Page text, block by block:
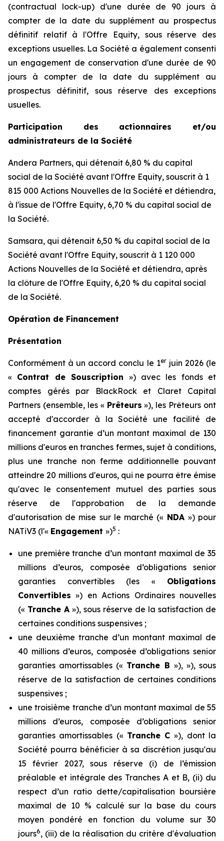
(contractual lock-up) d'une durée de 90 jours à
compter de la date du supplément au prospectus
définitif relatif à l'Offre Equity, sous réserve des
exceptions usuelles. La Société a également consenti
un engagement de conservation d'une durée de 90
jours à compter de la date du supplément au
prospectus définitif, sous réserve des exceptions
usuelles.
Participation des actionnaires et/ou
administrateurs de la Société
Andera Partners, qui détenait 6,80 % du capital
social de la Société avant l'Offre Equity, souscrit à 1
815 000 Actions Nouvelles de la Société et détiendra,
à l'issue de l'Offre Equity, 6,70 % du capital social de
la Société.
Samsara, qui détenait 6,50 % du capital social de la
Société avant l'Offre Equity, souscrit à 1 120 000
Actions Nouvelles de la Société et détiendra, après
la clôture de l'Offre Equity, 6,20 % du capital social
de la Société.
Opération de Financement
Présentation
Conformément à un accord conclu le 1erjuin 2026 (le
« Contrat de Souscription ») avec les fonds et
comptes gérés par BlackRock et Claret Capital
Partners (ensemble, les « Prêteurs »), les Prêteurs ont
accepté d'accorder à la Société une facilité de
financement garantie d’un montant maximal de 130
millions d'euros en tranches fermes, sujet à conditions,
plus une tranche non ferme additionnelle pouvant
atteindre 20 millions d'euros, qui ne pourra être émise
qu'avec le consentement mutuel des parties sous
réserve de l'approbation de la demande
d'autorisation de mise sur le marché (« NDA ») pour
NATiV3 (l'« Engagement »)5 :
une première tranche d’un montant maximal de 35
millions d’euros, composée d’obligations senior
garanties convertibles (les « Obligations
Convertibles ») en Actions Ordinaires nouvelles
(« Tranche A »), sous réserve de la satisfaction de
certaines conditions suspensives ;
une deuxième tranche d’un montant maximal de
40 millions d’euros, composée d’obligations senior
garanties amortissables (« Tranche B »), »), sous
réserve de la satisfaction de certaines conditions
suspensives ;
une troisième tranche d’un montant maximal de 55
millions d’euros, composée d’obligations senior
garanties amortissables (« Tranche C»), dont la
Société pourra bénéficier à sa discrétion jusqu'au
15 février 2027, sous réserve (i) de l’émission
préalable et intégrale des Tranches A et B, (ii) du
respect d’un ratio dette/capitalisation boursière
maximal de 10 % calculé sur la base du cours
moyen pondéré en fonction du volume sur 30
jours6, (iii) de la réalisation du critère d'évaluation